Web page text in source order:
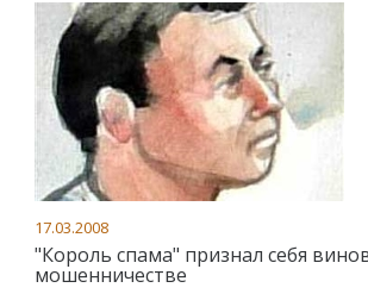
17.03.2008
"Король спама" признал себя
мошенничестве